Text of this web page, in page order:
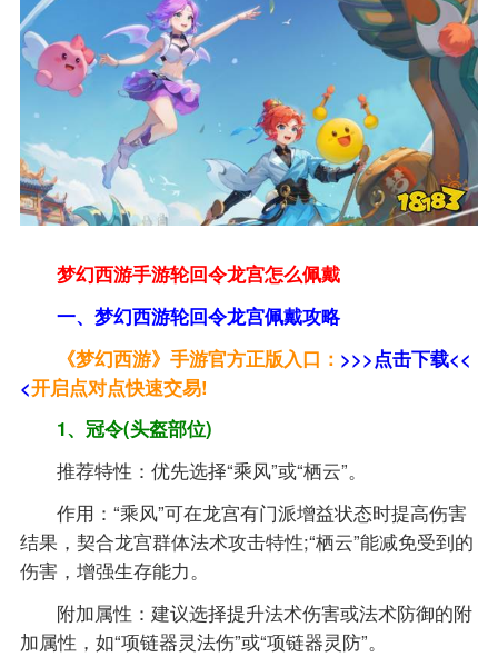
梦幻西游手游轮回令龙宫怎么佩戴
一、梦幻西游轮回令龙宫佩戴攻略
《梦幻西游》手游官方正版入口： >>>点击下载<<
<开启点对点快速交易!
1、冠令(头盔部位)
推荐特性：优先选择“乘风”或“栖云”。
作用：“乘风”可在龙宫有门派增益状态时提高伤害
结果，契合龙宫群体法术攻击特性;“栖云”能减免受到的
伤害，增强生存能力。
附加属性：建议选择提升法术伤害或法术防御的附
加属性，如“项链器灵法伤”或“项链器灵防”。